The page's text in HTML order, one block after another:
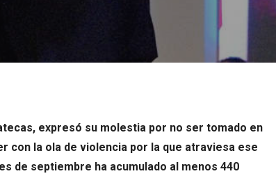
expresó su molestia por no ser tomado en
con la ola de violencia por la que atraviesa ese
de septiembre ha acumulado al menos 440